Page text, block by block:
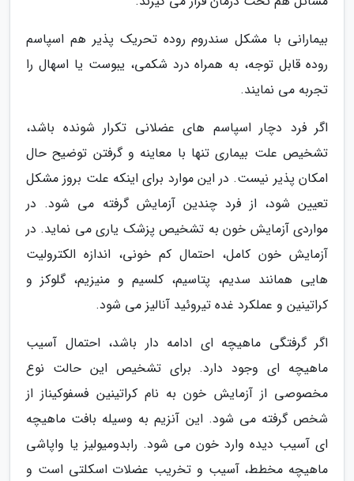
بیمارانی با مشکل سندروم روده تحریک پذیر هم اسپاسم
روده قابل توجه، به همراه درد شکمی، یبوست یا اسهال را
تجربه می نمایند.
اگر فرد دچار اسپاسم های عضلانی تکرار شونده باشد،
تشخیص علت بیماری تنها با معاینه و گرفتن توضیح حال
امکان پذیر نیست. در این موارد برای اینکه علت بروز مشکل
تعیین شود، از فرد چندین آزمایش گرفته می شود. در
مواردی آزمایش خون به تشخیص پزشک یاری می نماید. در
آزمایش خون کامل، احتمال کم خونی، اندازه الکترولیت
هایی همانند سدیم، پتاسیم، کلسیم و منیزیم، گلوکز و
کراتینین و عملکرد غده تیروئید آنالیز می شود.
اگر گرفتگی ماهیچه ای ادامه دار باشد، احتمال آسیب
ماهیچه ای وجود دارد. برای تشخیص این حالت نوع
مخصوصی از آزمایش خون به نام کراتینین فسفوکیناز از
شخص گرفته می شود. این آنزیم به وسیله بافت ماهیچه
ای آسیب دیده وارد خون می شود. رابدومیولیز یا واپاشی
ماهیچه مخطط، آسیب و تخریب عضلات اسکلتی است و